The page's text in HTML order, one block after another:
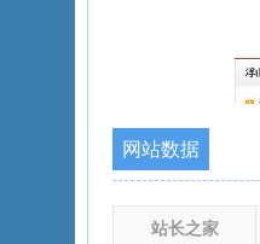
网站数据
站长之家